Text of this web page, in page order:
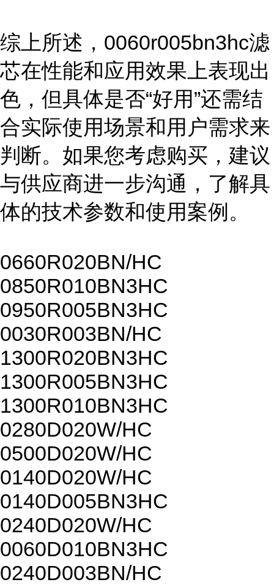
综上所述，0060r005bn3hc滤
芯在性能和应用效果上表现出
色，但具体是否“好用”还需结
合实际使用场景和用户需求来
判断。如果您考虑购买，建议
与供应商进一步沟通，了解具
体的技术参数和使用案例。
0660R020BN/HC
0850R010BN3HC
0950R005BN3HC
0030R003BN/HC
1300R020BN3HC
1300R005BN3HC
1300R010BN3HC
0280D020W/HC
0500D020W/HC
0140D020W/HC
0140D005BN3HC
0240D020W/HC
0060D010BN3HC
0240D003BN/HC